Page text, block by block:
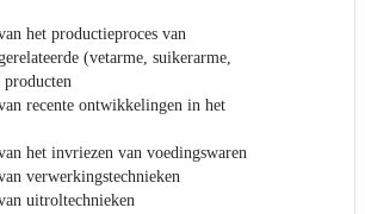
het productieproces van
(vetarme, suikerarme,
recente ontwikkelingen in het
het invriezen van voedingswaren
verwerkingstechnieken
uitroltechnieken